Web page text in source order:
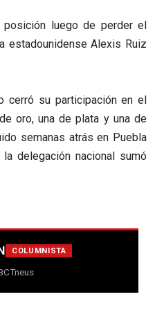
posición luego de perder el
estadounidense Alexis Ruiz
cerró su participación en el
oro, una de plata y una de
semanas atrás en Puebla
delegación nacional sumó
COLUMNISTA